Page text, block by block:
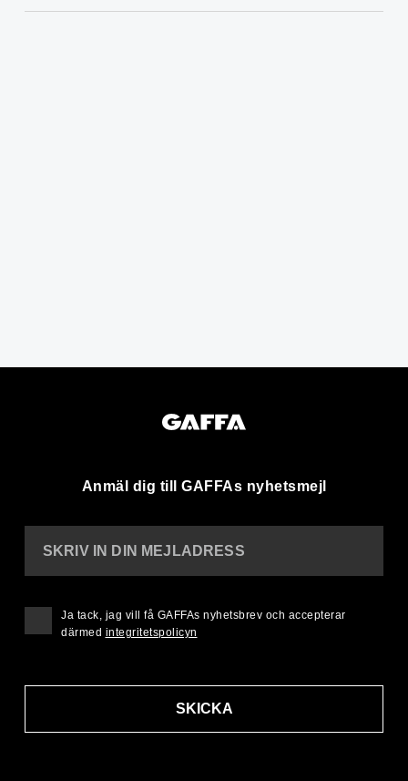
Anmäl dig till GAFFAs nyhetsmejl
SKRIV IN DIN MEJLADRESS
SKICKA
Ja tack, jag vill få GAFFAs nyhetsbrev och accepterar
därmed integritetspolicyn